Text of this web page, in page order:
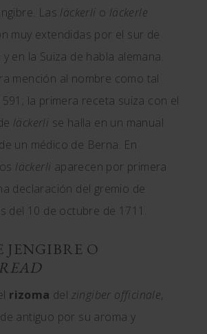
Las läckerli o läckerle
muy extendidas por el sur de
y en la Suiza de habla alemana.
mención al nombre como tal
la primera receta suiza con el
läckerli se halla en un manual
un médico de Berna. En
läckerli aparecen por primera
declaración del gremio de
del 10 de octubre de 1711.
JENGIBRE O
rizoma del zingiber officinale,
antiguo por su aroma y